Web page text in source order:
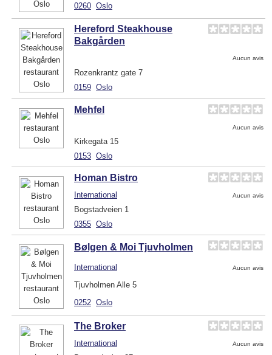
0260 Oslo
Hereford Steakhouse
Bakgården
Aucun avis
Rozenkrantz gate 7
0159 Oslo
Mehfel
Aucun avis
Kirkegata 15
0153 Oslo
Homan Bistro
International Aucun avis
Bogstadveien 1
0355 Oslo
Bølgen & Moi Tjuvholmen
International Aucun avis
Tjuvholmen Alle 5
0252 Oslo
The Broker
International Aucun avis